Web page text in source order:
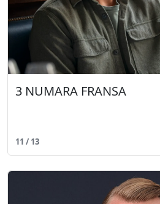
3 NUMARA FRANSA
11 / 13